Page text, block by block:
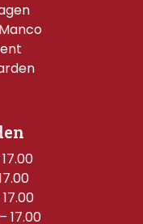
17.00